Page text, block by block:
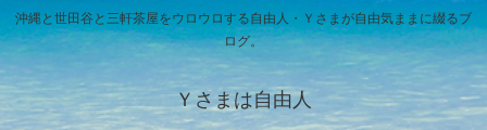
沖縄と世田谷と三軒茶屋をウロウロする自由人・Ｙさまが自由気ままに綴るブ
ログ。
Ｙさまは自由人